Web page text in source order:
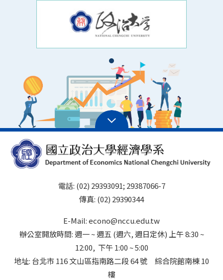
電話: (02) 29393091; 29387066-7
傳真: (02) 29390344
E-Mail: econo@nccu.edu.tw
辦公室開放時間: 週一 ~ 週五 (週六, 週日定休) 上午 8:30 ~
12:00, 下午 1:00 ~ 5:00
地址: 台北市 116 文山區指南路二段 64 號 綜合院館南棟 10
樓